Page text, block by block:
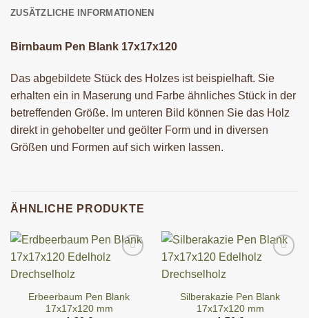
ZUSÄTZLICHE INFORMATIONEN
Birnbaum Pen Blank 17x17x120
Das abgebildete Stück des Holzes ist beispielhaft. Sie
erhalten ein in Maserung und Farbe ähnliches Stück in der
betreffenden Größe. Im unteren Bild können Sie das Holz
direkt in gehobelter und geölter Form und in diversen
Größen und Formen auf sich wirken lassen.
ÄHNLICHE PRODUKTE
Erbeerbaum Pen Blank
17x17x120 mm
Silberakazie Pen Blank
17x17x120 mm